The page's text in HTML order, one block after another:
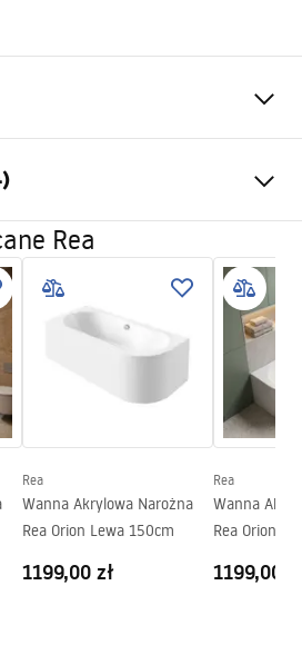
Akryl
1695mm
750
560mm
Rea
Rea
Wanna Akrylowa Narożna
Rea Orion Lewa 150cm
1199,00 zł
Rea
Wanna
Rea Orion
1199,00